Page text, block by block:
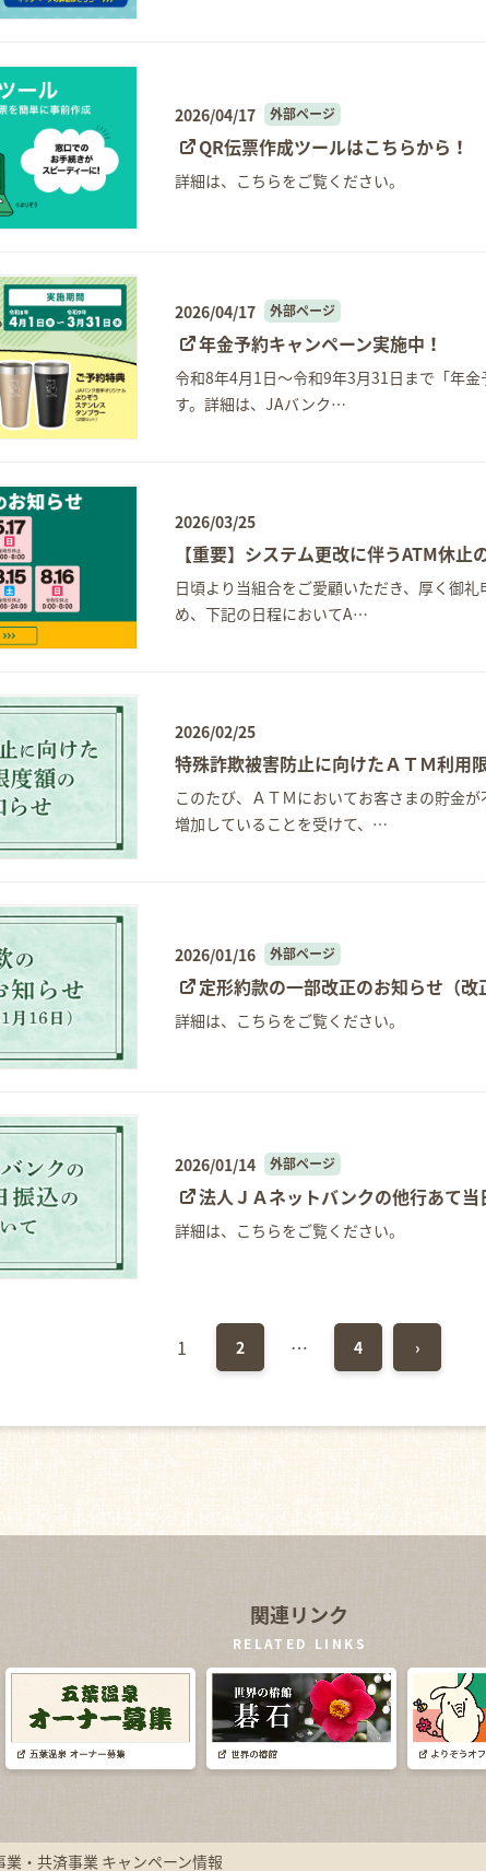
2026/04/17 外部ページ
QR伝票作成ツールはこちらから！
詳細は、こちらをご覧ください。
2026/04/17 外部ページ
年金予約キャンペーン実施中！
令和8年4月1日～令和9年3月31日まで「年
す。詳細は、JAバンク…
2026/03/25
【重要】システム更改に伴うATM休止
日頃より当組合をご愛顧いただき、厚く御
め、下記の日程においてA…
2026/02/25
特殊詐欺被害防止に向けたＡＴＭ利用
このたび、ＡＴＭにおいてお客さまの貯金
増加していることを受けて、…
2026/01/16 外部ページ
定形約款の一部改正のお知らせ（改
詳細は、こちらをご覧ください。
2026/01/14 外部ページ
法人ＪＡネットバンクの他行あて
詳細は、こちらをご覧ください。
1 2 … 4 ›
関連リンク
RELATED LINKS
業・共済事業 キャンペーン情報